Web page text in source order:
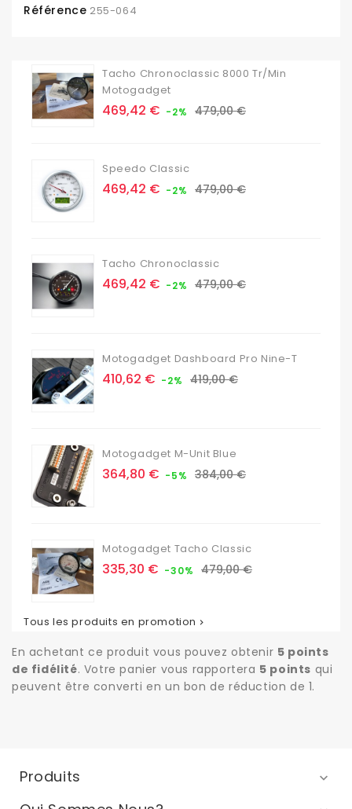
Référence 255-064
Tacho Chronoclassic 8000 Tr/min
Motogadget
Prix
469,42 € -2% Prix
479,00 €
Speedo Classic
Prix
469,42 € -2% Prix
479,00 €
Tacho Chronoclassic
Prix
469,42 € -2% Prix
479,00 €
Motogadget Dashboard Pro Nine-T
Prix
410,62 € -2% Prix
419,00 €
Motogadget M-Unit Blue
Prix
364,80 € -5% Prix
384,00 €
Motogadget Tacho Classic
Prix
335,30 € -30% Prix
479,00 €
Tous les produits en promotion 
En achetant ce produit vous pouvez obtenir 5 points
de fidélité. Votre panier vous rapportera 5 points qui
peuvent être converti en un bon de réduction de 1.
Produits 